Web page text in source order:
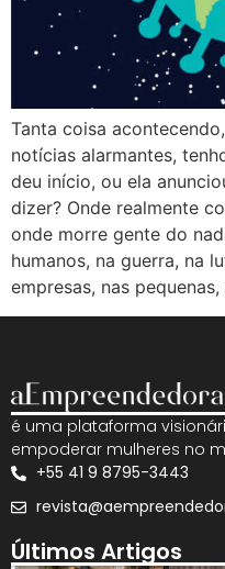
Tanta coisa
notícias alarmantes,
deu início, ou ela
dizer? Onde realmente
onde morre gente do
humanos, na guerra, na
empresas, nas
é uma plataforma
empoderar mulheres no
+55 41 9 8795-3443
Últimos Artigos